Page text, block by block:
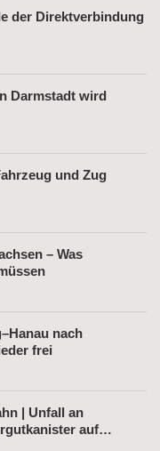
der Direktverbindung
Darmstadt wird
und Zug
– Was
nach
frei
| Unfall an
auf